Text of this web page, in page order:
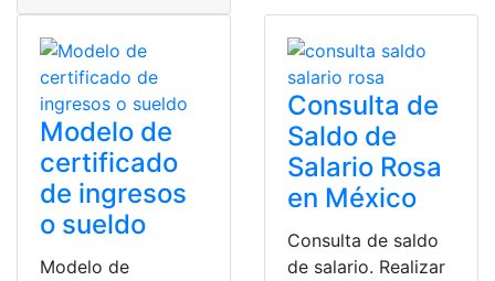
Modelo de
certificado
de ingresos
o sueldo
Modelo de
Consulta de
Saldo de
Salario Rosa
en México
Consulta de saldo
de salario. Realizar